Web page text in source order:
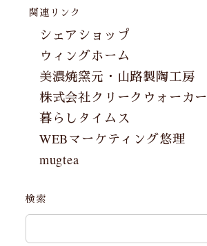
関連リンク
シェアショップ
ウィングホーム
美濃焼窯元・山路製陶工房
株式会社クリークウォーカー
暮らしタイムス
WEBマーケティング悠理
mugtea
検索